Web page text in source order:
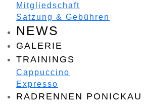
Mitgliedschaft
Satzung & Gebühren
NEWS
GALERIE
TRAININGS
Cappuccino
Expresso
RADRENNEN PONICKAU